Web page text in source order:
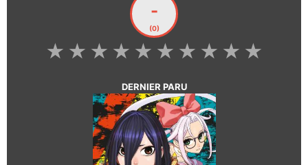
-
(0)
★
★
★
★
★
★
★
★
★
★
DERNIER PARU